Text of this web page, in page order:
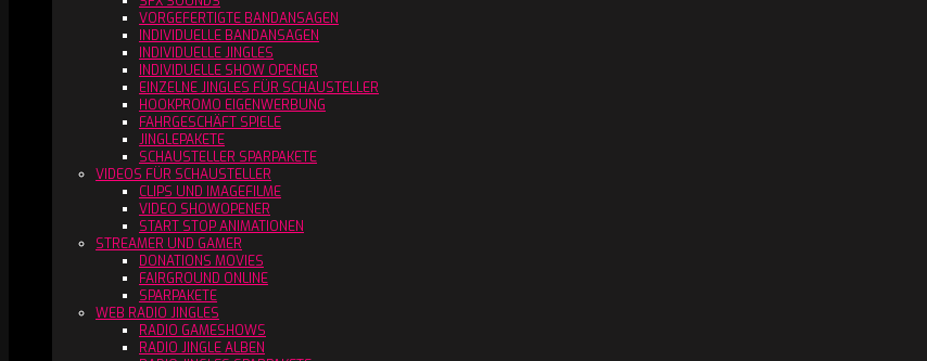
VORGEFERTIGTE BANDANSAGEN
INDIVIDUELLE BANDANSAGEN
INDIVIDUELLE JINGLES
INDIVIDUELLE SHOW OPENER
EINZELNE JINGLES FÜR SCHAUSTELLER
HOOKPROMO EIGENWERBUNG
FAHRGESCHÄFT SPIELE
JINGLEPAKETE
SCHAUSTELLER SPARPAKETE
VIDEOS FÜR SCHAUSTELLER
CLIPS UND IMAGEFILME
VIDEO SHOWOPENER
START STOP ANIMATIONEN
STREAMER UND GAMER
DONATIONS MOVIES
FAIRGROUND ONLINE
SPARPAKETE
WEB RADIO JINGLES
RADIO GAMESHOWS
RADIO JINGLE ALBEN